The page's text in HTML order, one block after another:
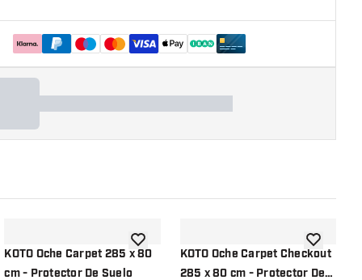
lista de deseos
KOTO Oche Carpet 285 x 80
cm - Protector De Suelo
añadir a la lista de deseos
KOTO Oche Carpet Checkout
285 x 80 cm - Protector De
añadir a la